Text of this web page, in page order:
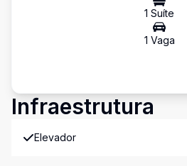
1 Suíte
1 Vaga
Infraestrutura
Elevador